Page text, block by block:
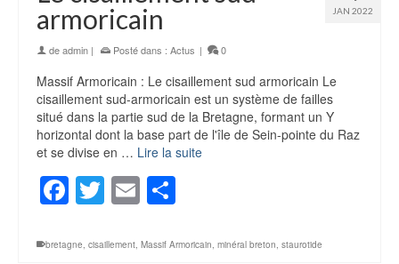
JAN 2022
armoricain
deadmin | Posté dans : Actus | 0
Massif Armoricain : Le cisaillement sud armoricain Le
cisaillement sud-armoricain est un système de failles
situé dans la partie sud de la Bretagne, formant un Y
horizontal dont la base part de l'île de Sein-pointe du Raz
et se divise en … Lire la suite
Facebook
Twitter
Email
bretagne, cisaillement, Massif Armoricain, minéral breton, staurotide